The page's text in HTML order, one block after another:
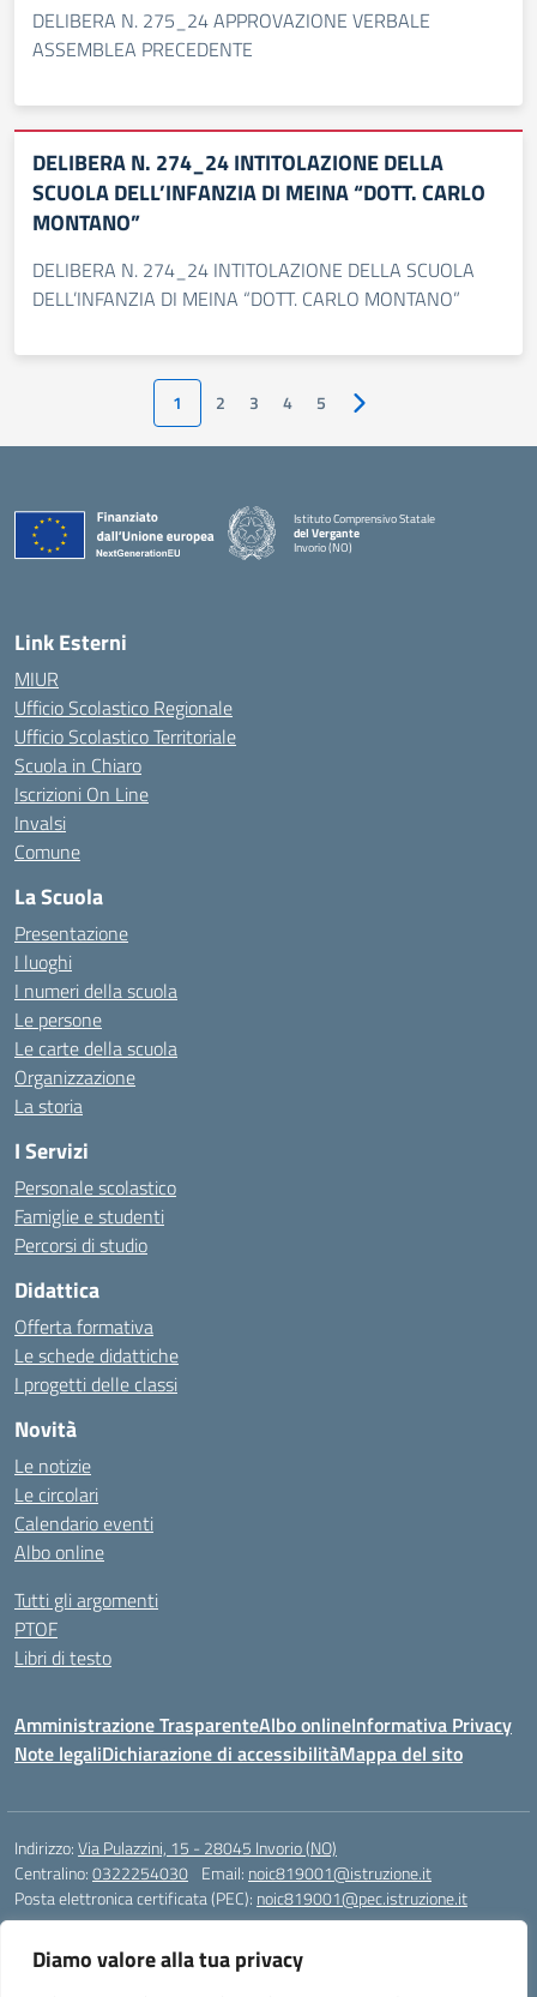
Diamo valore alla tua privacy
DELIBERA N. 275_24 APPROVAZIONE VERBALE
ASSEMBLEA PRECEDENTE
DELIBERA N. 274_24 INTITOLAZIONE DELLA
SCUOLA DELL’INFANZIA DI MEINA “DOTT. CARLO
MONTANO”
DELIBERA N. 274_24 INTITOLAZIONE DELLA SCUOLA
DELL’INFANZIA DI MEINA “DOTT. CARLO MONTANO”
1 2 3 4 5 Pagina successiva
Istituto Comprensivo Statale
del Vergante
Invorio (NO)
Link Esterni
MIUR
Ufficio Scolastico Regionale
Ufficio Scolastico Territoriale
Scuola in Chiaro
Iscrizioni On Line
Invalsi
Comune
La Scuola
Presentazione
I luoghi
I numeri della scuola
Le persone
Le carte della scuola
Organizzazione
La storia
I Servizi
Personale scolastico
Famiglie e studenti
Percorsi di studio
Didattica
Offerta formativa
Le schede didattiche
I progetti delle classi
Novità
Le notizie
Le circolari
Calendario eventi
Albo online
Tutti gli argomenti
PTOF
Libri di testo
Amministrazione TrasparenteAlbo onlineInformativa Privacy
Note legaliDichiarazione di accessibilitàMappa del sito
Indirizzo:Via Pulazzini, 15 - 28045 Invorio (NO)
Centralino:0322254030 Email: noic819001@istruzione.it
Posta elettronica certificata (PEC): noic819001@pec.istruzione.it
Codice meccanografico:NOIC819001